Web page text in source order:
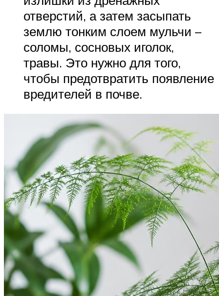
отверстий, а затем засыпать
землю тонким слоем мульчи –
соломы, сосновых иголок,
травы. Это нужно для того,
чтобы предотвратить появление
вредителей в почве.